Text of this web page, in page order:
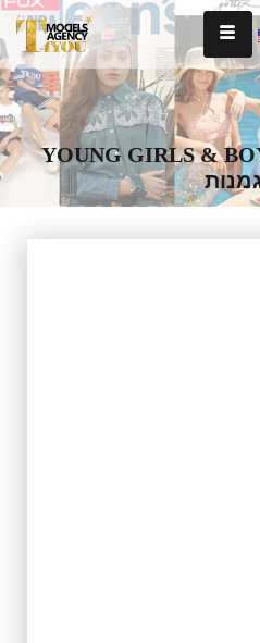
YOUNG GIRLS &